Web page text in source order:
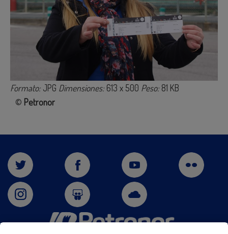
Formato: JPG Dimensiones: 613 x 500 Peso: 81 KB
© Petronor